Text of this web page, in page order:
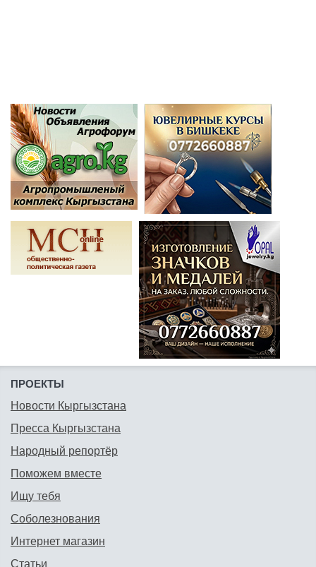
ПРОЕКТЫ
Новости Кыргызстана
Пресса Кыргызстана
Народный репортёр
Поможем вместе
Ищу тебя
Соболезнования
Интернет магазин
Статьи